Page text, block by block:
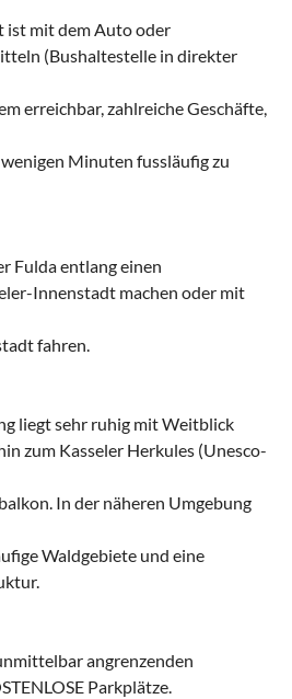
ist mit dem Auto oder
(Bushaltestelle in direkter
erreichbar, zahlreiche Geschäfte,
Minuten fussläufig zu
Fulda entlang einen
Innenstadt machen oder mit
fahren.
liegt sehr ruhig mit Weitblick
zum Kasseler Herkules (Unesco-
In der näheren Umgebung
Waldgebiete und eine
angrenzenden
Parkplätze.